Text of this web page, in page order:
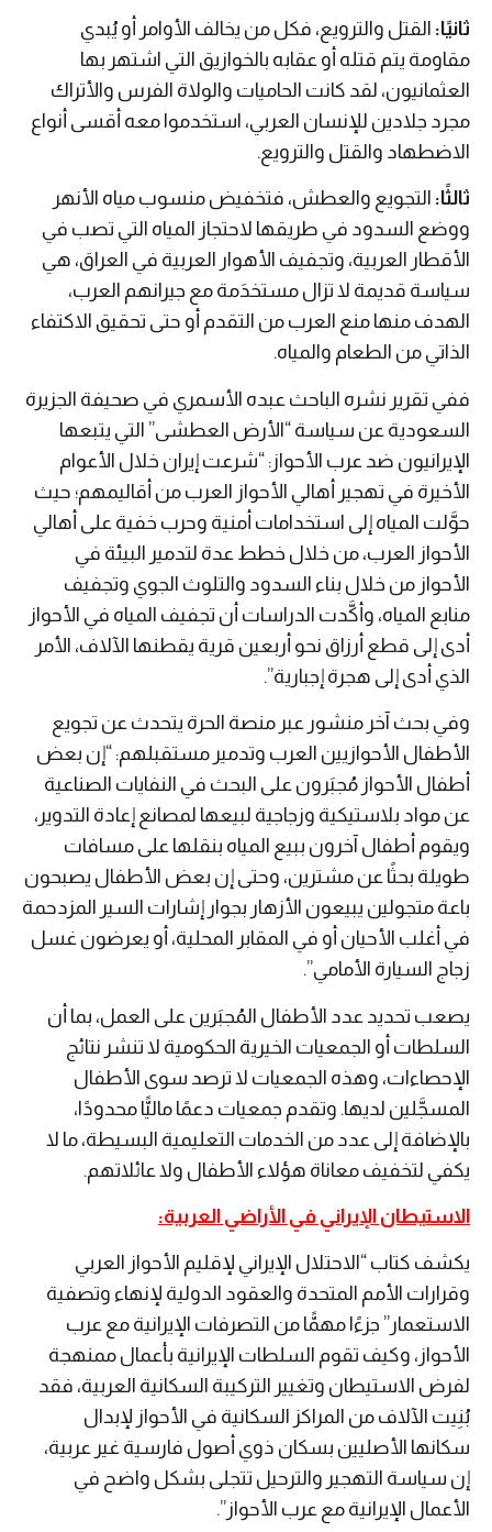
ثانيًا: القتل والترويع، فكل من يخالف الأوامر أو يُبدي
مقاومة يتم قتله أو عقابه بالخوازيق التي اشتهر بها
العثمانيون، لقد كانت الحاميات والولاة الفرس والأتراك
مجرد جلادين للإنسان العربي، استخدموا معه أقسى أنواع
الاضطهاد والقتل والترويع.
ثالثًا: التجويع والعطش، فتخفيض منسوب مياه الأنهر
ووضع السدود في طريقها لاحتجاز المياه التي تصب في
الأقطار العربية، وتجفيف الأهوار العربية في العراق، هي
سياسة قديمة لا تزال مستخدَمة مع جيرانهم العرب،
الهدف منها منع العرب من التقدم أو حتى تحقيق الاكتفاء
الذاتي من الطعام والمياه.
ففي تقرير نشره الباحث عبده الأسمري في صحيفة الجزيرة
السعودية عن سياسة “الأرض العطشى” التي يتبعها
الإيرانيون ضد عرب الأحواز: “شرعت إيران خلال الأعوام
الأخيرة في تهجير أهالي الأحواز العرب من أقاليمهم؛ حيث
حوَّلت المياه إلى استخدامات أمنية وحرب خفية على أهالي
الأحواز العرب، من خلال خطط عدة لتدمير البيئة في
الأحواز من خلال بناء السدود والتلوث الجوي وتجفيف
منابع المياه، وأكَّدت الدراسات أن تجفيف المياه في الأحواز
أدى إلى قطع أرزاق نحو أربعين قرية يقطنها الآلاف، الأمر
الذي أدى إلى هجرة إجبارية”.
وفي بحث آخر منشور عبر منصة الحرة يتحدث عن تجويع
الأطفال الأحوازيين العرب وتدمير مستقبلهم: “إن بعض
أطفال الأحواز مُجبَرون على البحث في النفايات الصناعية
عن مواد بلاستيكية وزجاجية لبيعها لمصانع إعادة التدوير،
ويقوم أطفال آخرون ببيع المياه بنقلها على مسافات
طويلة بحثًا عن مشترين، وحتى إن بعض الأطفال يصبحون
باعة متجولين يبيعون الأزهار بجوار إشارات السير المزدحمة
في أغلب الأحيان أو في المقابر المحلية، أو يعرضون غسل
زجاج السيارة الأمامي”.
يصعب تحديد عدد الأطفال المُجبَرين على العمل، بما أن
السلطات أو الجمعيات الخيرية الحكومية لا تنشر نتائج
الإحصاءات، وهذه الجمعيات لا ترصد سوى الأطفال
المسجَّلين لديها. وتقدم جمعيات دعمًا ماليًّا محدودًا،
بالإضافة إلى عدد من الخدمات التعليمية البسيطة، ما لا
يكفي لتخفيف معاناة هؤلاء الأطفال ولا عائلاتهم.
الاستيطان الإيراني في الأراضي العربية:
يكشف كتاب “الاحتلال الإيراني لإقليم الأحواز العربي
وقرارات الأمم المتحدة والعقود الدولية لإنهاء وتصفية
الاستعمار” جزءًا مهمًّا من التصرفات الإيرانية مع عرب
الأحواز، وكيف تقوم السلطات الإيرانية بأعمال ممنهجة
لفرض الاستيطان وتغيير التركيبة السكانية العربية، فقد
بُنِيت الآلاف من المراكز السكانية في الأحواز لإبدال
سكانها الأصليين بسكان ذوي أصول فارسية غير عربية،
إن سياسة التهجير والترحيل تتجلى بشكل واضح في
الأعمال الإيرانية مع عرب الأحواز”.